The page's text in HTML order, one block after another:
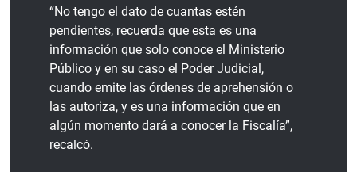
“No tengo el dato de cuantas estén
pendientes, recuerda que esta es una
información que solo conoce el Ministerio
Público y en su caso el Poder Judicial,
cuando emite las órdenes de aprehensión o
las autoriza, y es una información que en
algún momento dará a conocer la Fiscalía”,
recalcó.